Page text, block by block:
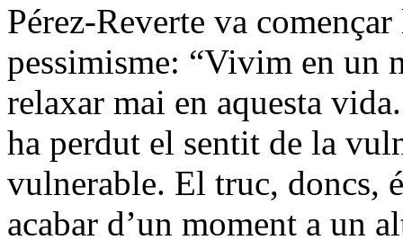
Pérez-Reverte va
pessimisme: “Vivim en un
relaxar mai en aquesta
ha perdut el sentit de la
vulnerable. El truc, doncs,
acabar d’un moment a un